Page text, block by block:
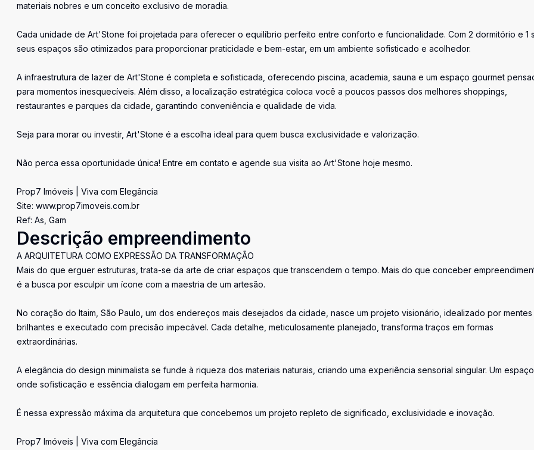
materiais nobres e um conceito exclusivo de moradia.
Cada unidade de Art'Stone foi projetada para oferecer o equilíbrio perfeito entre conforto e funcionalidade. Com 2 dormitório e 1
seus espaços são otimizados para proporcionar praticidade e bem-estar, em um ambiente sofisticado e acolhedor.
A infraestrutura de lazer de Art'Stone é completa e sofisticada, oferecendo piscina, academia, sauna e um espaço gourmet
para momentos inesquecíveis. Além disso, a localização estratégica coloca você a poucos passos dos melhores shoppings,
restaurantes e parques da cidade, garantindo conveniência e qualidade de vida.
Seja para morar ou investir, Art'Stone é a escolha ideal para quem busca exclusividade e valorização.
Não perca essa oportunidade única! Entre em contato e agende sua visita ao Art'Stone hoje mesmo.
Prop7 Imóveis | Viva com Elegância
Site: www.prop7imoveis.com.br
Ref: As, Gam
Descrição empreendimento
A ARQUITETURA COMO EXPRESSÃO DA TRANSFORMAÇÃO
Mais do que erguer estruturas, trata-se da arte de criar espaços que transcendem o tempo. Mais do que conceber
é a busca por esculpir um ícone com a maestria de um artesão.
No coração do Itaim, São Paulo, um dos endereços mais desejados da cidade, nasce um projeto visionário, idealizado por mentes
brilhantes e executado com precisão impecável. Cada detalhe, meticulosamente planejado, transforma traços em formas
extraordinárias.
A elegância do design minimalista se funde à riqueza dos materiais naturais, criando uma experiência sensorial singular. Um espaço
onde sofisticação e essência dialogam em perfeita harmonia.
É nessa expressão máxima da arquitetura que concebemos um projeto repleto de significado, exclusividade e inovação.
Prop7 Imóveis | Viva com Elegância